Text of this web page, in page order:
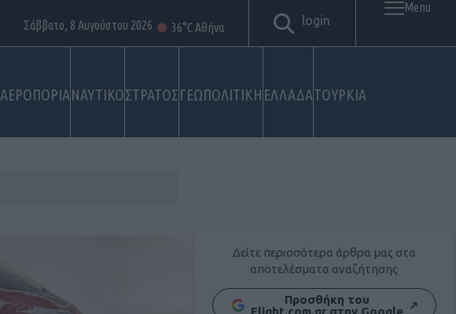
ΑΕΡΟΠΟΡΙΑΝΑΥΤΙΚΟΣΤΡΑΤΟΣΓΕΩΠΟΛΙΤΙΚΗ ΕΛΛΑΔΑΤΟΥΡΚΙΑ
Σάββατο, 8 Αυγούστου 2026 36°C Αθήνα login
Menu
Δείτε περισσότερα άρθρα μας στα
αποτελέσματα αναζήτησης
Προσθήκη του
Flight.com.gr στην Google ↗